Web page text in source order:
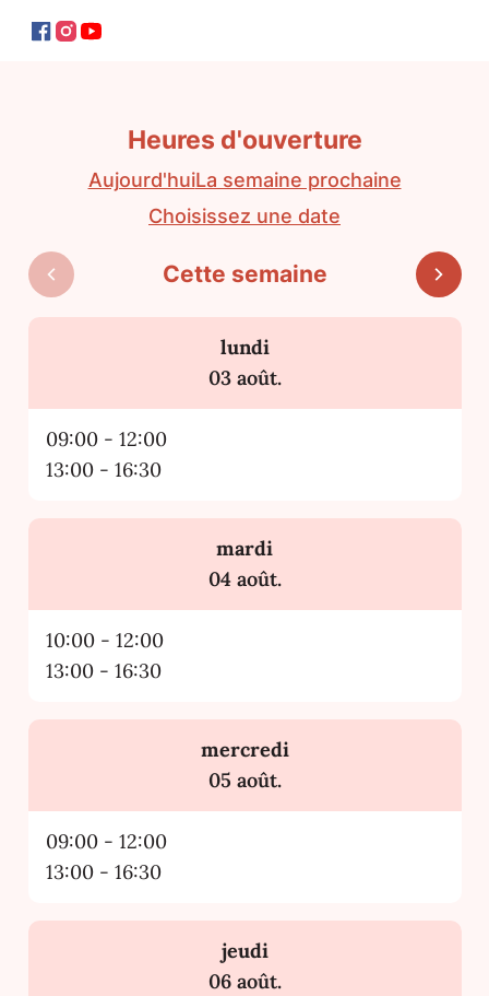
Facebook
Instagram
YouTube
Heures d'ouverture
Aujourd'huiLa semaine prochaine
Choisissez une date
Cette semaine
Voir les heures d'ouverture de la semaineVoir
lundi
03 août.
09:00 - 12:00
13:00 - 16:30
mardi
04 août.
10:00 - 12:00
13:00 - 16:30
mercredi
05 août.
09:00 - 12:00
13:00 - 16:30
jeudi
06 août.